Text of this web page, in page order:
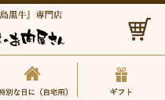
食肉かごしまの想い特別な日に（自